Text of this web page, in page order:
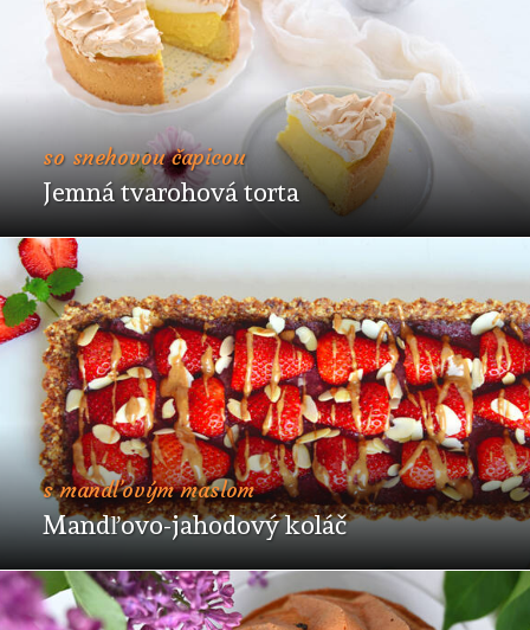
so snehovou čapicou
Jemná tvarohová torta
s mandľovým maslom
Mandľovo-jahodový koláč